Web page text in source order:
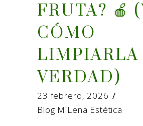
FRUTA? 🍎
CÓMO
LIMPIARLA
VERDAD)
23 febrero, 2026
Blog MiLena Estética